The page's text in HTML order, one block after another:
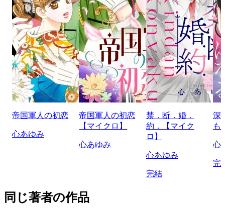
帝国軍人の初恋
心あゆみ
帝国軍人の初恋
【マイクロ】
心あゆみ
禁．断．婚．
約．【マイク
ロ】
心あゆみ
完結
深
も
心
完
同じ著者の作品